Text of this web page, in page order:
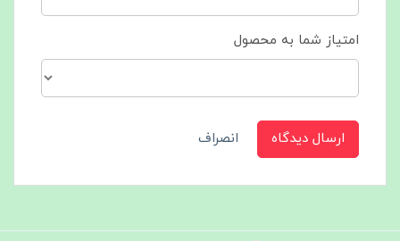
امتیاز شما به محصول
ارسال دیدگاه انصراف